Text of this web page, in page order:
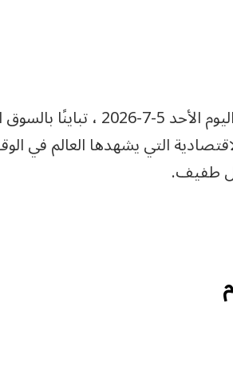
وفي هذا الصدد، شهدت اسعار اللحوم
التي يشهدها العالم في
طفيف.